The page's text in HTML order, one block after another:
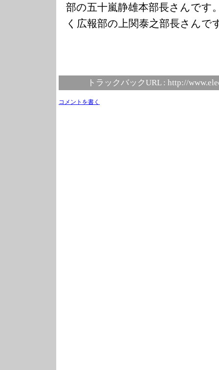
部の五十嵐静雄本部長さんです
く広報部の上関泰之部長さんで
トラックバックURL : http://
コメントを書く